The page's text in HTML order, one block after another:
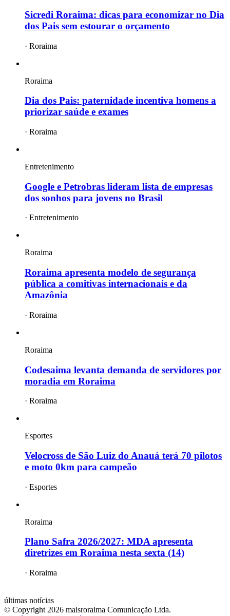
Sicredi Roraima: dicas para economizar no Dia
dos Pais sem estourar o orçamento
· Roraima
Roraima
Dia dos Pais: paternidade incentiva homens a
priorizar saúde e exames
· Roraima
Entretenimento
Google e Petrobras lideram lista de empresas
dos sonhos para jovens no Brasil
· Entretenimento
Roraima
Roraima apresenta modelo de segurança
pública a comitivas internacionais e da
Amazônia
· Roraima
Roraima
Codesaima levanta demanda de servidores por
moradia em Roraima
· Roraima
Esportes
Velocross de São Luiz do Anauá terá 70 pilotos
e moto 0km para campeão
· Esportes
Roraima
Plano Safra 2026/2027: MDA apresenta
diretrizes em Roraima nesta sexta (14)
· Roraima
últimas notícias
© Copyright 2026 maisroraima Comunicação Ltda.